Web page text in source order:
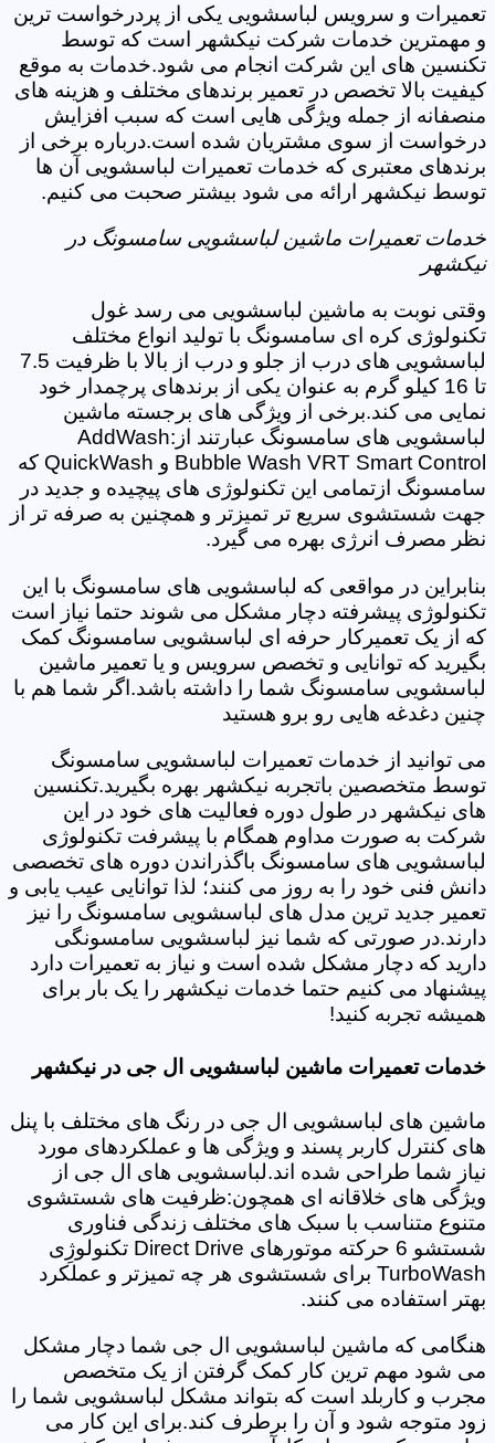
تعمیرات و سرویس لباسشویی یکی از پردرخواست ترین
و مهمترین خدمات شرکت نیکشهر است که توسط
تکنسین های این شرکت انجام می شود.خدمات به موقع
کیفیت بالا تخصص در تعمیر برندهای مختلف و هزینه های
منصفانه از جمله ویژگی هایی است که سبب افزایش
درخواست از سوی مشتریان شده است.درباره برخی از
برندهای معتبری که خدمات تعمیرات لباسشویی آن ها
توسط نیکشهر ارائه می شود بیشتر صحبت می کنیم.
خدمات تعمیرات ماشین لباسشویی سامسونگ در
نیکشهر
وقتی نوبت به ماشین لباسشویی می رسد غول
تکنولوژی کره ای سامسونگ با تولید انواع مختلف
لباسشویی های درب از جلو و درب از بالا با ظرفیت 7.5
تا 16 کیلو گرم به عنوان یکی از برندهای پرچمدار خود
نمایی می کند.برخی از ویژگی های برجسته ماشین
لباسشویی های سامسونگ عبارتند از:AddWash
Bubble Wash VRT Smart Control و QuickWash که
سامسونگ ازتمامی این تکنولوژی های پیچیده و جدید در
جهت شستشوی سریع تر تمیزتر و همچنین به صرفه تر از
نظر مصرف انرژی بهره می گیرد.
بنابراین در مواقعی که لباسشویی های سامسونگ با این
تکنولوژی پیشرفته دچار مشکل می شوند حتما نیاز است
که از یک تعمیرکار حرفه ای لباسشویی سامسونگ کمک
بگیرید که توانایی و تخصص سرویس و یا تعمیر ماشین
لباسشویی سامسونگ شما را داشته باشد.اگر شما هم با
چنین دغدغه هایی رو برو هستید
می توانید از خدمات تعمیرات لباسشویی سامسونگ
توسط متخصصین باتجربه نیکشهر بهره بگیرید.تکنسین
های نیکشهر در طول دوره فعالیت های خود در این
شرکت به صورت مداوم همگام با پیشرفت تکنولوژی
لباسشویی های سامسونگ باگذراندن دوره های تخصصی
دانش فنی خود را به روز می کنند؛ لذا توانایی عیب یابی و
تعمیر جدید ترین مدل های لباسشویی سامسونگ را نیز
دارند.در صورتی که شما نیز لباسشویی سامسونگی
دارید که دچار مشکل شده است و نیاز به تعمیرات دارد
پیشنهاد می کنیم حتما خدمات نیکشهر را یک بار برای
همیشه تجربه کنید!
خدمات تعمیرات ماشین لباسشویی ال جی در نیکشهر
ماشین های لباسشویی ال جی در رنگ های مختلف با پنل
های کنترل کاربر پسند و ویژگی ها و عملکردهای مورد
نیاز شما طراحی شده اند.لباسشویی های ال جی از
ویژگی های خلاقانه ای همچون:ظرفیت های شستشوی
متنوع متناسب با سبک های مختلف زندگی فناوری
شستشو 6 حرکته موتورهای Direct Drive تکنولوژِی
TurboWash برای شستشوی هر چه تمیزتر و عملکرد
بهتر استفاده می کنند.
هنگامی که ماشین لباسشویی ال جی شما دچار مشکل
می شود مهم ترین کار کمک گرفتن از یک متخصص
مجرب و کاربلد است که بتواند مشکل لباسشویی شما را
زود متوجه شود و آن را برطرف کند.برای این کار می